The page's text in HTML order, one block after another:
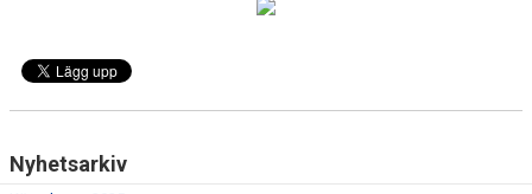
MATCHER
Nyhetsarkiv